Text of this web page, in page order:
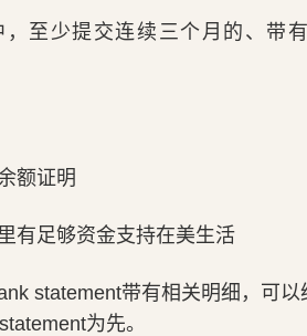
，至少提交连续三个月的、带
额证明
有足够资金支持在美生活
statement带有相关明细，可以
为先。